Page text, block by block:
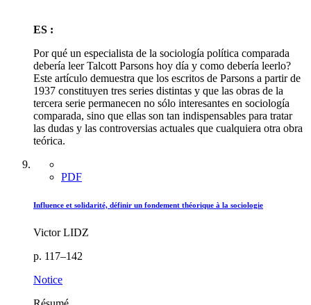
ES :
Por qué un especialista de la sociología política comparada
debería leer Talcott Parsons hoy día y como debería leerlo?
Este artículo demuestra que los escritos de Parsons a partir de
1937 constituyen tres series distintas y que las obras de la
tercera serie permanecen no sólo interesantes en sociología
comparada, sino que ellas son tan indispensables para tratar
las dudas y las controversias actuales que cualquiera otra obra
teórica.
PDF
Influence et solidarité, définir un fondement théorique à la sociologie
Victor LIDZ
p. 117–142
Notice